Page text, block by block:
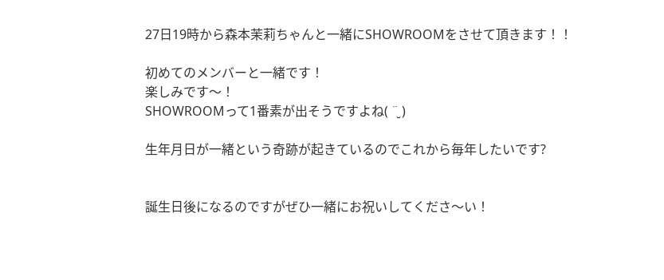
27日19時から森本茉莉ちゃんと一緒にSHOWROOMをさせて頂きます！！
初めてのメンバーと一緒です！
楽しみです〜！
SHOWROOMって1番素が出そうですよね( ¨̮ )
生年月日が一緒という奇跡が起きているのでこれから毎年したいです?
誕生日後になるのですがぜひ一緒にお祝いしてくださ〜い！